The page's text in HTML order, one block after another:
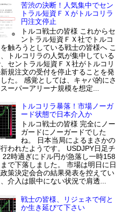
苦渋の決断！人気集中でセン
トラル短資ＦＸがトルコリラ
円注文停止
トルコ戦士の皆様 これからセ
ントラル短資ＦＸ社でトルコ
触ろうとしている戦士の皆様へ こ
トルコリラの人気が集中している
セントラル短資ＦＸ社がトルコリ
規注文の受付を停止することを発
た。 感覚としては、キャパ的にさ
ーパーアリーナ規模を想定...
トルコリラ暴落！市場ノーガ
ード状態で日本介入か
トルコ戦士の皆様 完全にノー
ガードにノーガードでした
ね。 日本当局によるまさかの
われたようです。 USDJPY日足チ
22時過ぎにドル円が急落し一時158
で下落しました。 市場は明日に日
策決定会合の結果発表を控えてい
介入は眼中にない状況で肩透...
戦士の皆様、リジェネで何と
か生き延びて下さい